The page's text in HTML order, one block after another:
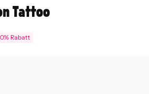
Tattoo
Rabatt